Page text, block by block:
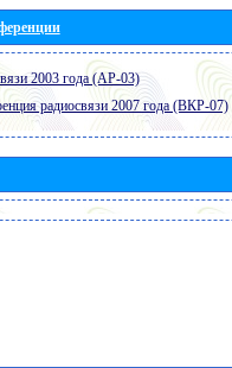
2003 года (АР-03)
радиосвязи 2007 года (ВКР-07)